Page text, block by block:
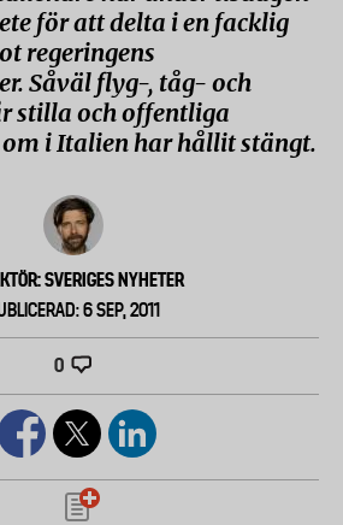
för att delta i en facklig
regeringens
Såväl flyg-, tåg- och
stilla och offentliga
i Italien har hållit stängt.
SVERIGES NYHETER
6 SEP, 2011
0